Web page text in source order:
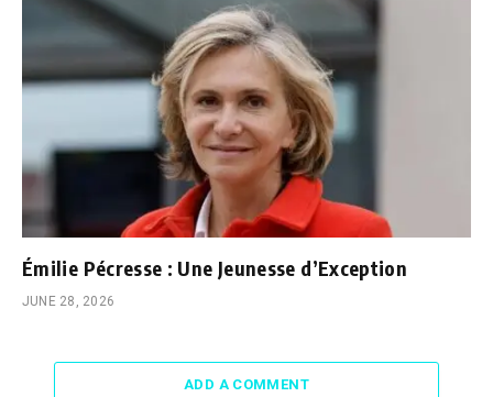
Émilie Pécresse : Une Jeunesse d’Exception
JUNE 28, 2026
ADD A COMMENT